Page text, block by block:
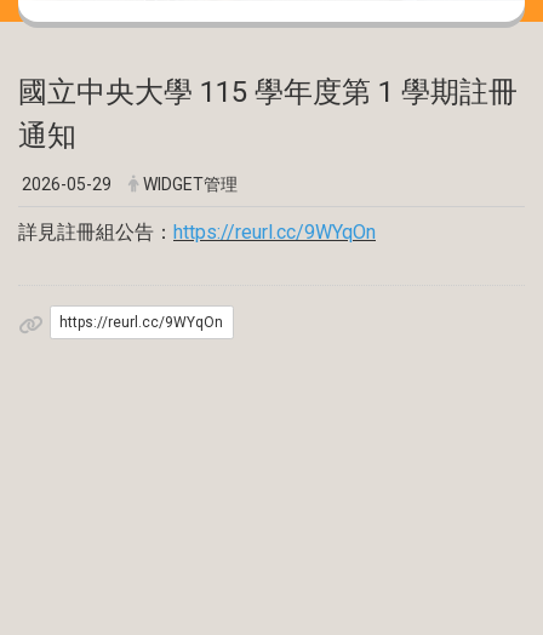
國立中央大學 115 學年度第 1 學期註冊
通知
2026-05-29 WIDGET管理
詳見註冊組公告： https://reurl.cc/9WYqOn
https://reurl.cc/9WYqOn